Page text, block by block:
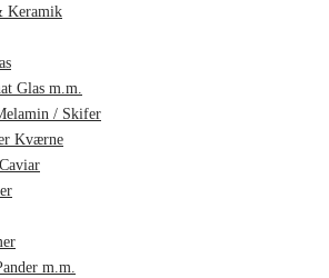
Keramik
Glas m.m.
/ Skifer
Kværne
m.m.